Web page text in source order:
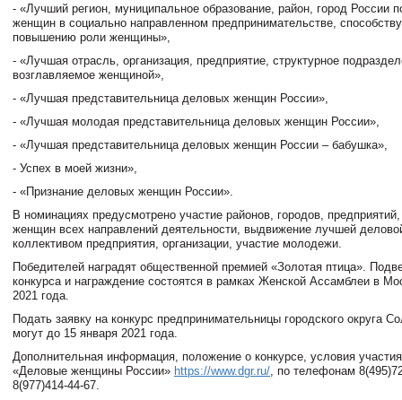
- «Лучший регион, муниципальное образование, район, город России
женщин в социально направленном предпринимательстве,
повышению роли женщины»,
- «Лучшая отрасль, организация, предприятие, структурное
возглавляемое женщиной»,
- «Лучшая представительница деловых женщин России»,
- «Лучшая молодая представительница деловых женщин России»,
- «Лучшая представительница деловых женщин России – бабушка»,
- Успех в моей жизни»,
- «Признание деловых женщин России».
В номинациях предусмотрено участие районов, городов,
женщин всех направлений деятельности, выдвижение лучшей
коллективом предприятия, организации, участие молодежи.
Победителей наградят общественной премией «Золотая птица».
конкурса и награждение состоятся в рамках Женской Ассамблеи в
2021 года.
Подать заявку на конкурс предпринимательницы городского округа
могут до 15 января 2021 года.
Дополнительная информация, положение о конкурсе, условия
«Деловые женщины России» https://www.dgr.ru/ , по телефонам
8(977)414-44-67.